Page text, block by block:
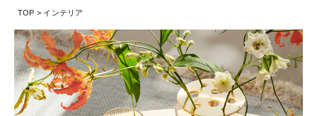
TOP インテリア